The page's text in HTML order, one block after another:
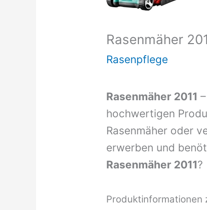
Rasenmäher
Rasenpflege
Rasenmäher 2011
hochwertigen
Rasenmäher oder
erwerben und
Rasenmäher 2011?
Produktinformationen